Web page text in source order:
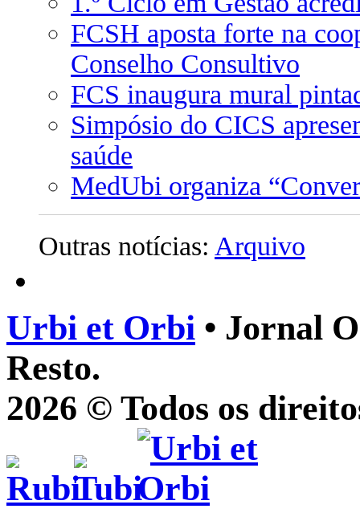
FCSH aposta forte na
Conselho Consultivo
FCS inaugura mural
Simpósio do CICS
saúde
MedUbi organiza
Outras notícias: Arquivo
Urbi et Orbi • Jornal
Resto.
2026 © Todos os